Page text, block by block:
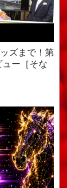
ズまで！第
ー［そな